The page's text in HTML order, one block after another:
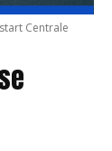
Centrale